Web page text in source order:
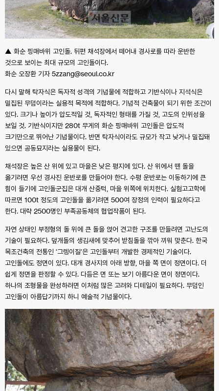
▲ 화순 핑매바위 고인돌. 뒤편 채석장에서 떼어내 경사로를 따라 운반한
것으로 보이는 최대 규모의 고인돌이다.
화순 오장환 기자 5zzang@seoul.co.kr
다시 말해 탁자식은 독자적 성격의 기념물에 적합하고 기반식이나 지석식은
밀집된 무덤이라는 실용적 목적에 적합하다. 기념적 건축물이 되기 위한 조건이
있다. 크기나 높이가 압도적일 것, 독자적인 형태를 가질 것, 고도의 인위성을
보일 것. 기반식이지만 280t 무게의 화순 핑매바위 고인돌은 압도적
크기만으로 뛰어난 기념물이다. 반면 탁자식이라도 규모가 작고 낮거나 밀집돼
있으면 공동묘지라는 실용물이 된다.
채석장은 높은 산 위에 있고 마을은 낮은 평지에 있다. 산 위에서 뗀 돌을
옮기려면 우선 경사진 운반로를 만들어야 한다. 수평 운반로는 이동하기에 큰
힘이 들기에 고인돌군집은 대개 산중턱, 마을 위쪽에 위치한다. 실험고고학에
따르면 100t 정도의 고인돌을 옮기려면 500여 장정의 인력이 필요하다고
한다. 대략 2500명인 부족공동체의 협업작품이 된다.
자연 상태인 부정형의 돌 위에 큰 돌을 얹어 견고한 구조를 만들려면 고난도의
기술이 필요하다. 덮개돌의 생김새에 맞추어 받침돌을 깎아 끼워 맞춘다. 한국
목조건축의 전통인 ‘그렝이질’은 고인돌부터 개발한 경제적인 기술이다.
고인돌에도 정면이 있다. 대개 경사지의 아래 방향, 마을 쪽 면이 정면이다. 더
쉽게 정면을 판정할 수 있다. 다듬은 면 또는 보기 아름다운 면이 정면이다.
하나의 조형물을 완성하려면 이처럼 많은 고려와 디테일이 필요하다. 무덤인
고인돌이 아름답기까지 하니 예술적 기념물이다.